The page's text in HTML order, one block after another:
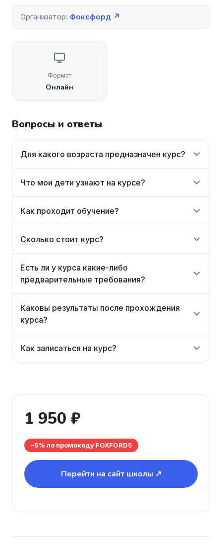
Организатор: Фоксфорд ↗
Формат
Онлайн
Вопросы и ответы
Для какого возраста предназначен курс?
Что мои дети узнают на курсе?
Как проходит обучение?
Сколько стоит курс?
Есть ли у курса какие-либо
предварительные требования?
Каковы результаты после прохождения
курса?
Как записаться на курс?
1 950 ₽
−5% по промокоду FOXFORD5
Перейти на сайт школы ↗